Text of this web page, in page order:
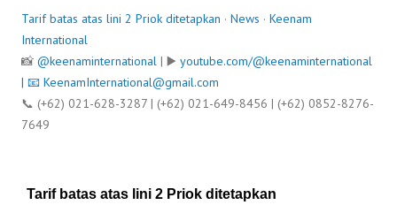
Tarif batas atas lini 2 Priok ditetapkan · News · Keenam
International
📸 @keenaminternational | ▶️ youtube.com/@keenaminternational
| 📧 KeenamInternational@gmail.com
📞 (+62) 021-628-3287 | (+62) 021-649-8456 | (+62) 0852-8276-
7649
Tarif batas atas lini 2 Priok ditetapkan